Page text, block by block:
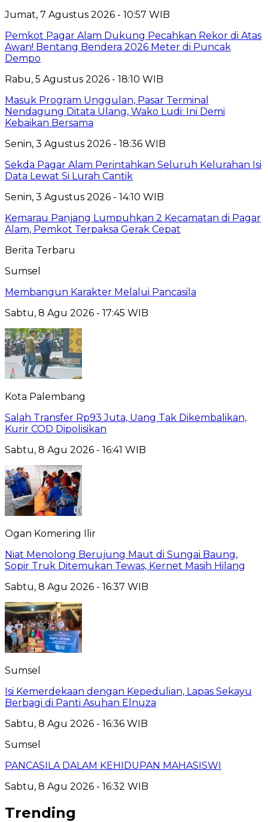
Jumat, 7 Agustus 2026 - 10:57 WIB
Pemkot Pagar Alam Dukung Pecahkan Rekor di Atas
Awan! Bentang Bendera 2026 Meter di Puncak
Dempo
Rabu, 5 Agustus 2026 - 18:10 WIB
Masuk Program Unggulan, Pasar Terminal
Nendagung Ditata Ulang, Wako Ludi: Ini Demi
Kebaikan Bersama
Senin, 3 Agustus 2026 - 18:36 WIB
Sekda Pagar Alam Perintahkan Seluruh Kelurahan Isi
Data Lewat Si Lurah Cantik
Senin, 3 Agustus 2026 - 14:10 WIB
Kemarau Panjang Lumpuhkan 2 Kecamatan di Pagar
Alam, Pemkot Terpaksa Gerak Cepat
Berita Terbaru
Sumsel
Membangun Karakter Melalui Pancasila
Sabtu, 8 Agu 2026 - 17:45 WIB
Kota Palembang
Salah Transfer Rp93 Juta, Uang Tak Dikembalikan,
Kurir COD Dipolisikan
Sabtu, 8 Agu 2026 - 16:41 WIB
Ogan Komering Ilir
Niat Menolong Berujung Maut di Sungai Baung,
Sopir Truk Ditemukan Tewas, Kernet Masih Hilang
Sabtu, 8 Agu 2026 - 16:37 WIB
Sumsel
Isi Kemerdekaan dengan Kepedulian, Lapas Sekayu
Berbagi di Panti Asuhan Elnuza
Sabtu, 8 Agu 2026 - 16:36 WIB
Sumsel
PANCASILA DALAM KEHIDUPAN MAHASISWI
Sabtu, 8 Agu 2026 - 16:32 WIB
Trending